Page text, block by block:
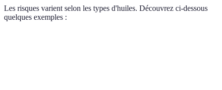
Les risques varient selon les types d'huiles. Découvrez ci-dessous
quelques exemples :